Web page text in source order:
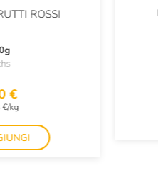
ROSSI
€
€/kg